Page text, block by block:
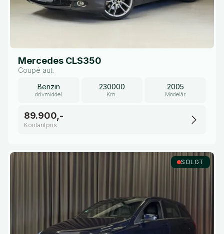
Mercedes CLS350
Coupé aut.
Benzin
drivmiddel
230000
Km.
2005
Modelår
89.900,-
Kontantpris
SOLGT